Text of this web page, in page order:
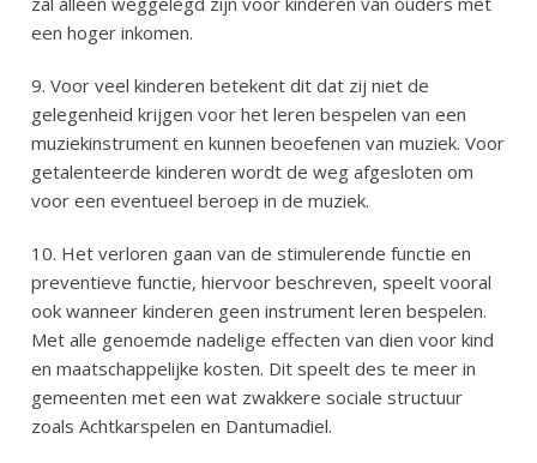
een hoger inkomen.
9. Voor veel kinderen betekent dit dat zij niet de
gelegenheid krijgen voor het leren bespelen van een
muziekinstrument en kunnen beoefenen van muziek. Voor
getalenteerde kinderen wordt de weg afgesloten om
voor een eventueel beroep in de muziek.
10. Het verloren gaan van de stimulerende functie en
preventieve functie, hiervoor beschreven, speelt vooral
ook wanneer kinderen geen instrument leren bespelen.
Met alle genoemde nadelige effecten van dien voor kind
en maatschappelijke kosten. Dit speelt des te meer in
gemeenten met een wat zwakkere sociale structuur
zoals Achtkarspelen en Dantumadiel.